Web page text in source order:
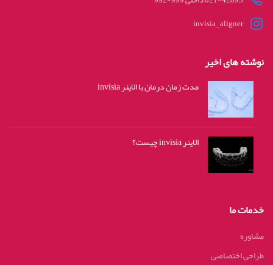
invisia_aligner
نوشته های اخیر
مدت زمان درمان با الاینر invisia
الاینر invisia چیست؟
خدمات ما
مشاوره
طراحی اختصاصی